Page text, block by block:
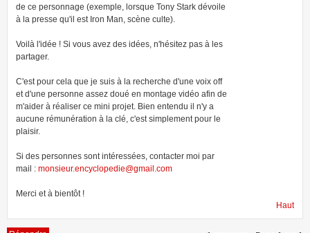
de ce personnage (exemple, lorsque Tony Stark dévoile
à la presse qu'il est Iron Man, scène culte).
Voilà l'idée ! Si vous avez des idées, n'hésitez pas à les
partager.
C'est pour cela que je suis à la recherche d'une voix off
et d'une personne assez doué en montage vidéo afin de
m'aider à réaliser ce mini projet. Bien entendu il n'y a
aucune rémunération à la clé, c'est simplement pour le
plaisir.
Si des personnes sont intéressées, contacter moi par
mail : monsieur.encyclopedie@gmail.com
Merci et à bientôt !
Haut